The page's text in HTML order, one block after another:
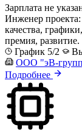
Зарплата не
Инженер проекта:
качества,
премия, развитие.
График 5/2
ООО "эВ-
Подробнее